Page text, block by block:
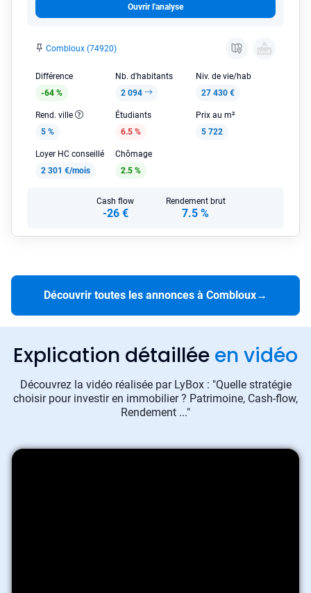
Ouvrir l'analyse
Combloux (74920)
Différence
-64 %
Nb. d'habitants
2 094
Niv. de vie/hab
27 430 €
Rend. ville
5 %
Étudiants
6.5 %
Prix au m²
5 722
Loyer HC conseillé
2 301 €/mois
Chômage
2.5 %
Cash flow
-26 €
Rendement brut
7.5 %
Découvrir toutes les annonces à Combloux→
Explication détaillée en vidéo
Découvrez la vidéo réalisée par LyBox : "Quelle stratégie
choisir pour investir en immobilier ? Patrimoine, Cash-flow,
Rendement ..."